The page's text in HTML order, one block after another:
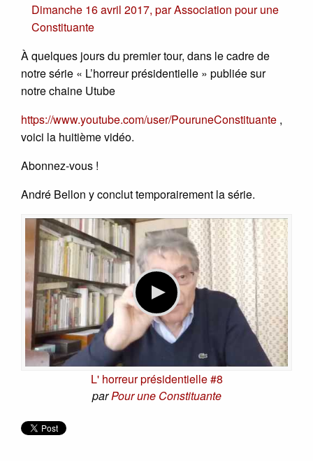
Dimanche 16 avril 2017, parAssociation pour une
Constituante
À quelques jours du premier tour, dans le cadre de
notre série « L’horreur présidentielle » publiée sur
notre chaine Utube
https://www.youtube.com/user/PouruneConstituante ,
voici la huitième vidéo.
Abonnez-vous !
André Bellon y conclut temporairement la série.
L' horreur présidentielle #8
parPour une Constituante